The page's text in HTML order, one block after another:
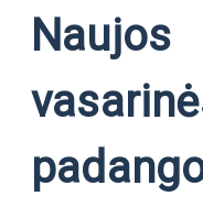
Naujos